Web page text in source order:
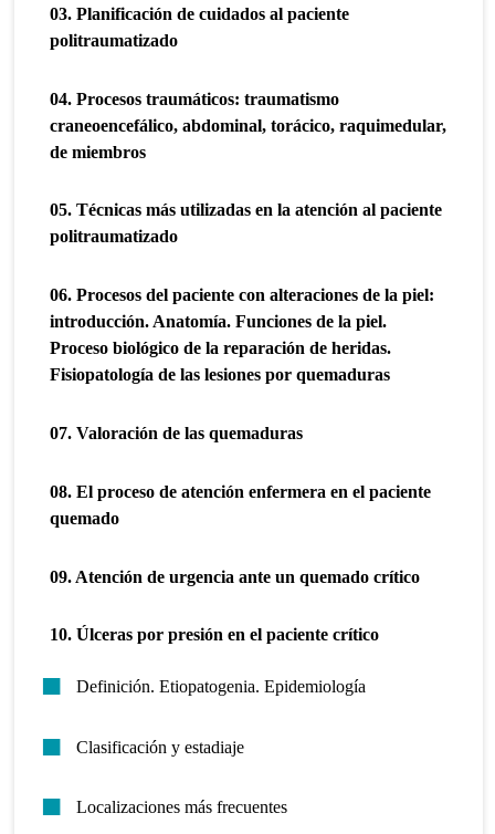
03. Planificación de cuidados al paciente
politraumatizado
04. Procesos traumáticos: traumatismo
craneoencefálico, abdominal, torácico, raquimedular,
de miembros
05. Técnicas más utilizadas en la atención al paciente
politraumatizado
06. Procesos del paciente con alteraciones de la piel:
introducción. Anatomía. Funciones de la piel.
Proceso biológico de la reparación de heridas.
Fisiopatología de las lesiones por quemaduras
07. Valoración de las quemaduras
08. El proceso de atención enfermera en el paciente
quemado
09. Atención de urgencia ante un quemado crítico
10. Úlceras por presión en el paciente crítico
Definición. Etiopatogenia. Epidemiología
Clasificación y estadiaje
Localizaciones más frecuentes